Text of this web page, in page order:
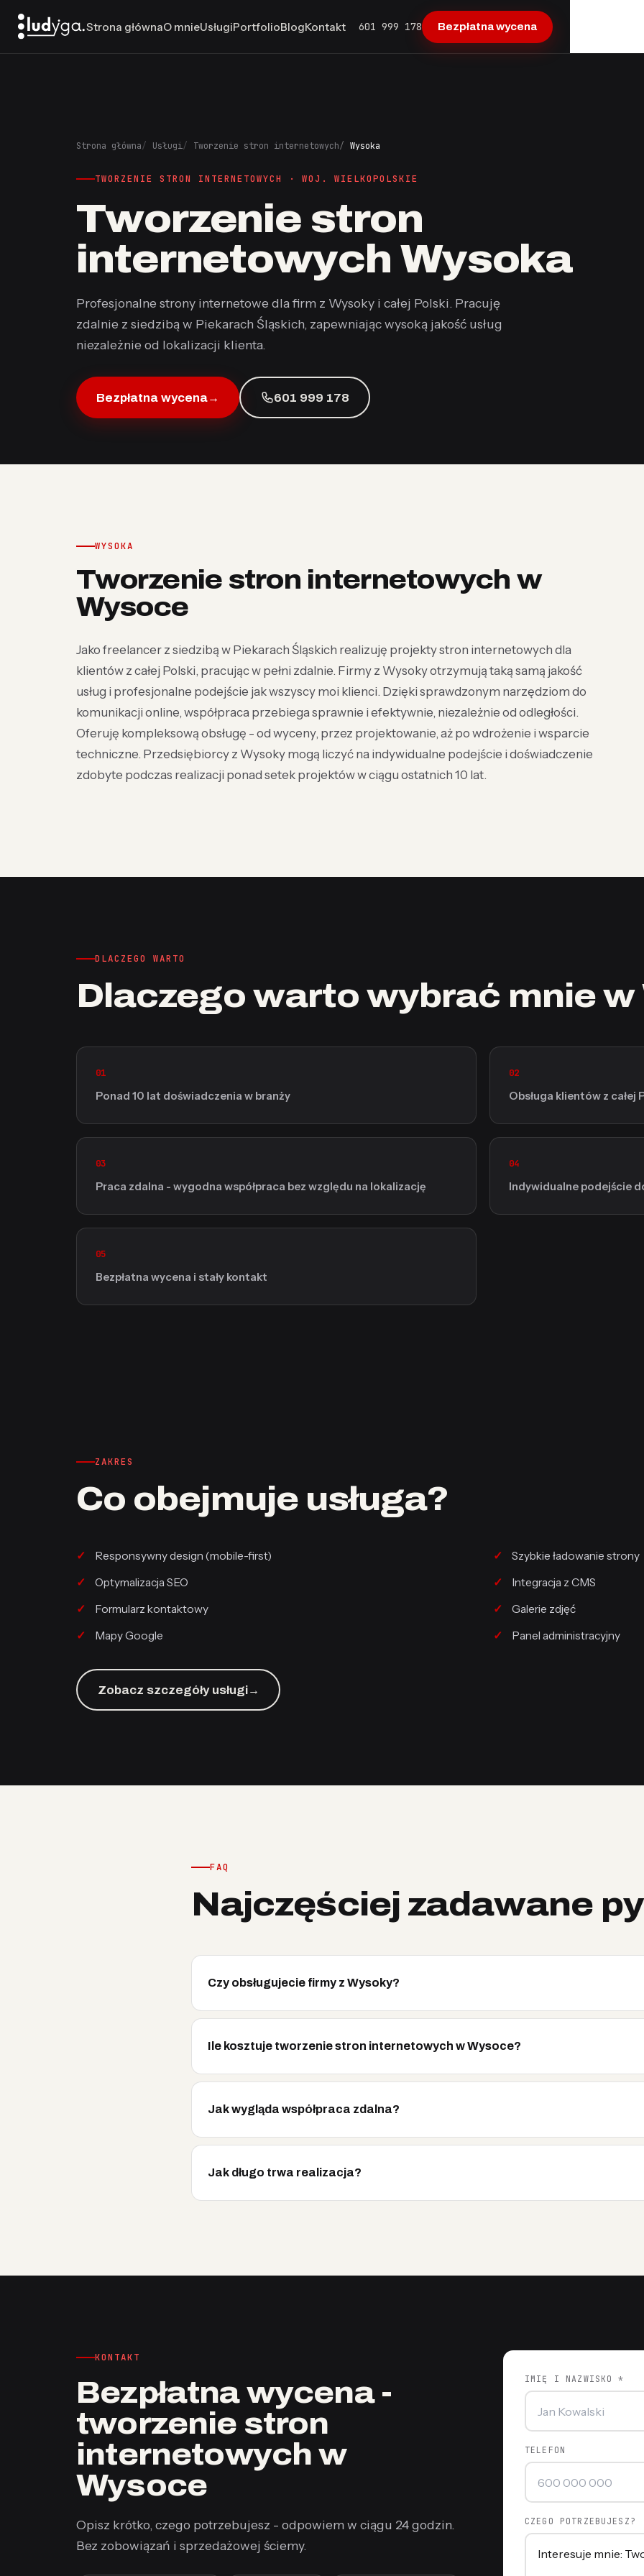
Strona głównaO mnieUsługiPortfolioBlogKontakt 601 999 178 Bezpłatna wycena
Strona główna Usługi Tworzenie stron internetowych Wysoka
TWORZENIE STRON INTERNETOWYCH · WOJ. WIELKOPOLSKIE
Tworzenie stron
internetowych Wysoka
Profesjonalne strony internetowe dla firm z Wysoky i całej Polski. Pracuję
zdalnie z siedzibą w Piekarach Śląskich, zapewniając wysoką jakość usług
niezależnie od lokalizacji klienta.
Bezpłatna wycena→ 601 999 178
WYSOKA
Tworzenie stron internetowych w
Wysoce
Jako freelancer z siedzibą w Piekarach Śląskich realizuję projekty stron internetowych dla
klientów z całej Polski, pracując w pełni zdalnie. Firmy z Wysoky otrzymują taką samą jakość
usług i profesjonalne podejście jak wszyscy moi klienci. Dzięki sprawdzonym narzędziom do
komunikacji online, współpraca przebiega sprawnie i efektywnie, niezależnie od odległości.
Oferuję kompleksową obsługę - od wyceny, przez projektowanie, aż po wdrożenie i wsparcie
techniczne. Przedsiębiorcy z Wysoky mogą liczyć na indywidualne podejście i doświadczenie
zdobyte podczas realizacji ponad setek projektów w ciągu ostatnich 10 lat.
DLACZEGO WARTO
Dlaczego warto wybrać mnie w
01
Ponad 10 lat doświadczenia w branży
02
Obsługa klientów z całej
03
Praca zdalna - wygodna współpraca bez względu na lokalizację
04
Indywidualne podejście
05
Bezpłatna wycena i stały kontakt
ZAKRES
Co obejmuje usługa?
Responsywny design (mobile-first)
Szybkie ładowanie strony
Optymalizacja SEO
Integracja z CMS
Formularz kontaktowy
Galerie zdjęć
Mapy Google
Panel administracyjny
Zobacz szczegóły usługi→
FAQ
Najczęściej zadawane
Czy obsługujecie firmy z Wysoky?
Ile kosztuje tworzenie stron internetowych w Wysoce?
Jak wygląda współpraca zdalna?
Jak długo trwa realizacja?
KONTAKT
Bezpłatna wycena -
tworzenie stron
internetowych w
Wysoce
Opisz krótko, czego potrzebujesz - odpowiem w ciągu 24 godzin.
Bez zobowiązań i sprzedażowej ściemy.
IMIĘ I NAZWISKO *
TELEFON
CZEGO POTRZEBUJESZ?